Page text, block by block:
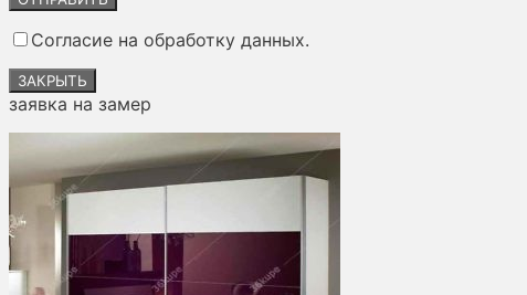
пустым.
Согласие на обработку данных.
ЗАКРЫТЬ
заявка на замер